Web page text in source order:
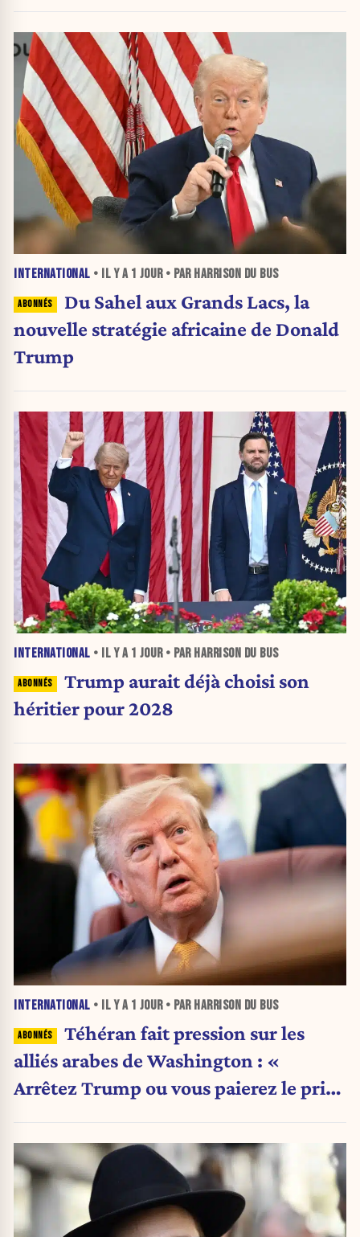
INTERNATIONAL • IL Y A 1 JOUR• PAR HARRISON DU BUS
Du Sahel aux Grands Lacs, la
nouvelle stratégie africaine de Donald
Trump
INTERNATIONAL • IL Y A 1 JOUR• PAR HARRISON DU BUS
Trump aurait déjà choisi son
héritier pour 2028
INTERNATIONAL • IL Y A 1 JOUR• PAR HARRISON DU BUS
Téhéran fait pression sur les
alliés arabes de Washington : «
Arrêtez Trump ou vous paierez le prix